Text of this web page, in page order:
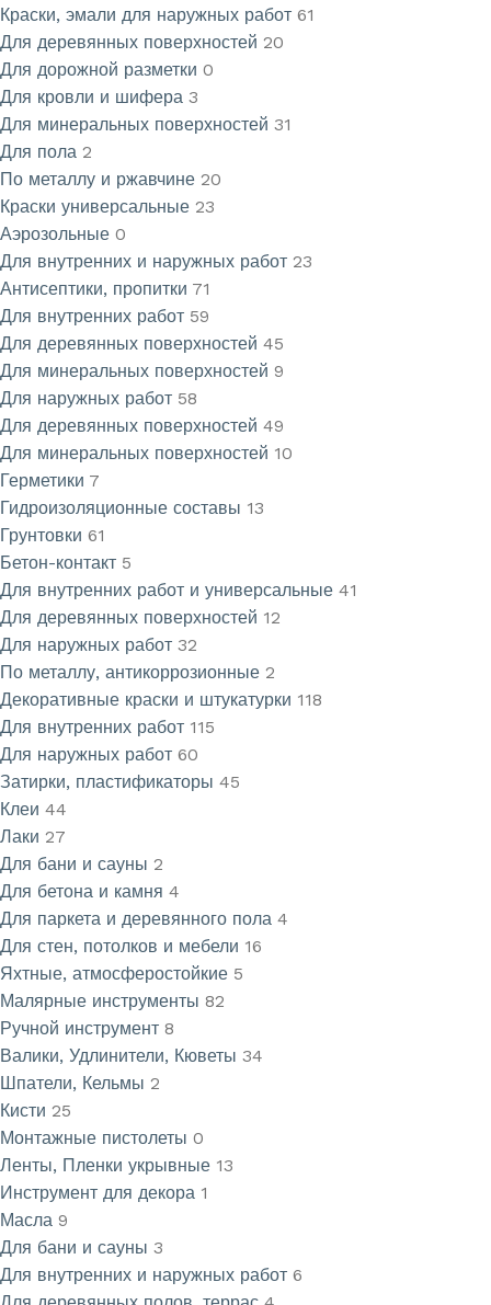
Краски, эмали для наружных работ 61
Для деревянных поверхностей 20
Для дорожной разметки 0
Для кровли и шифера 3
Для минеральных поверхностей 31
Для пола 2
По металлу и ржавчине 20
Краски универсальные 23
Аэрозольные 0
Для внутренних и наружных работ 23
Антисептики, пропитки 71
Для внутренних работ 59
Для деревянных поверхностей 45
Для минеральных поверхностей 9
Для наружных работ 58
Для деревянных поверхностей 49
Для минеральных поверхностей 10
Герметики 7
Гидроизоляционные составы 13
Грунтовки 61
Бетон-контакт 5
Для внутренних работ и универсальные 41
Для деревянных поверхностей 12
Для наружных работ 32
По металлу, антикоррозионные 2
Декоративные краски и штукатурки 118
Для внутренних работ 115
Для наружных работ 60
Затирки, пластификаторы 45
Клеи 44
Лаки 27
Для бани и сауны 2
Для бетона и камня 4
Для паркета и деревянного пола 4
Для стен, потолков и мебели 16
Яхтные, атмосферостойкие 5
Малярные инструменты 82
Ручной инструмент 8
Валики, Удлинители, Кюветы 34
Шпатели, Кельмы 2
Кисти 25
Монтажные пистолеты 0
Ленты, Пленки укрывные 13
Инструмент для декора 1
Масла 9
Для бани и сауны 3
Для внутренних и наружных работ 6